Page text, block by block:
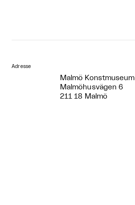
Adresse
Malmö Konstmuseum
Malmöhusvägen 6
211 18 Malmö